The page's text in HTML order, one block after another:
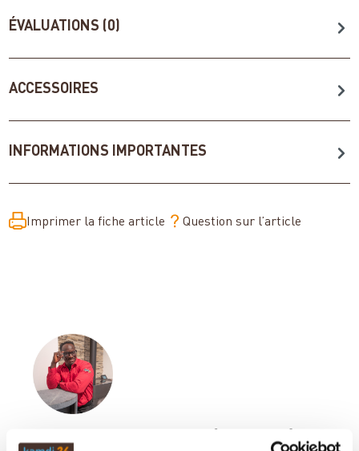
ÉVALUATIONS (0)
ACCESSOIRES
INFORMATIONS IMPORTANTES
Imprimer la fiche article Question sur l’article
Votre conseiller en matière de poêles